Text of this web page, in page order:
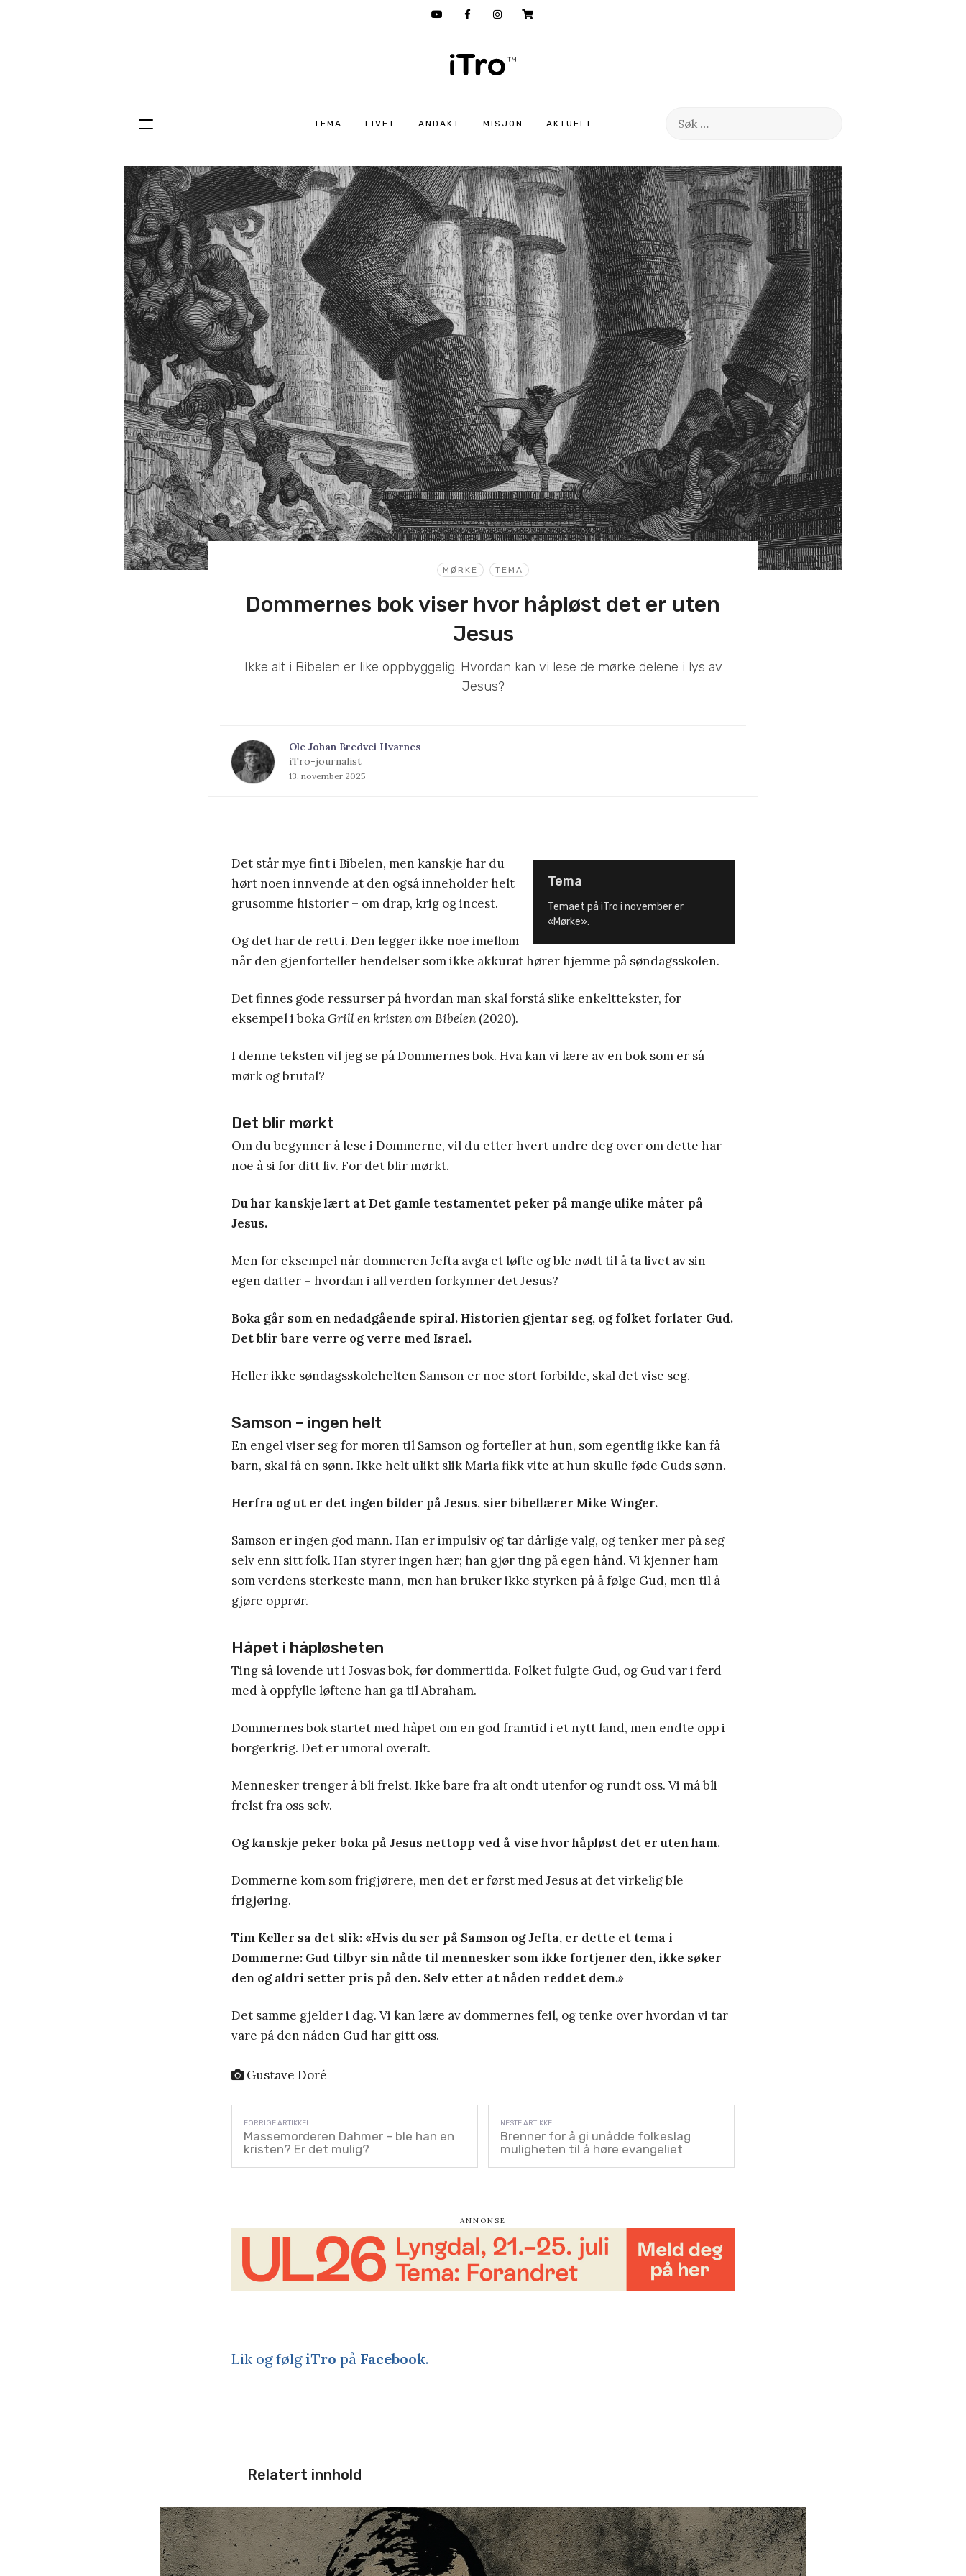
TEMA LIVET ANDAKT MISJON AKTUELT
Søk
Hopp
innhold
MØRKE TEMA
Dommernes bok viser hvor håpløst det er uten
Jesus
Ikke alt i Bibelen er like oppbyggelig. Hvordan kan vi lese de mørke delene i lys av
Jesus?
Ole Johan Bredvei Hvarnes
iTro-journalist
13. november 2025
Tema
Temaet på iTro i november er
«Mørke».
Det står mye fint i Bibelen, men kanskje har du
hørt noen innvende at den også inneholder helt
grusomme historier – om drap, krig og incest.
Og det har de rett i. Den legger ikke noe imellom
når den gjenforteller hendelser som ikke akkurat hører hjemme på søndagsskolen.
Det finnes gode ressurser på hvordan man skal forstå slike enkelttekster, for
eksempel i bokaGrill en kristen om Bibelen (2020).
I denne teksten vil jeg se på Dommernes bok. Hva kan vi lære av en bok som er så
mørk og brutal?
Det blir mørkt
Om du begynner å lese i Dommerne, vil du etter hvert undre deg over om dette har
noe å si for ditt liv. For det blir mørkt.
Du har kanskje lært at Det gamle testamentet peker på mange ulike måter på
Jesus.
Men for eksempel når dommeren Jefta avga et løfte og ble nødt til å ta livet av sin
egen datter – hvordan i all verden forkynner det Jesus?
Boka går som en nedadgående spiral. Historien gjentar seg, og folket forlater Gud.
Det blir bare verre og verre med Israel.
Heller ikke søndagsskolehelten Samson er noe stort forbilde, skal det vise seg.
Samson – ingen helt
En engel viser seg for moren til Samson og forteller at hun, som egentlig ikke kan få
barn, skal få en sønn. Ikke helt ulikt slik Maria fikk vite at hun skulle føde Guds sønn.
Herfra og ut er det ingen bilder på Jesus, sier bibellærer Mike Winger.
Samson er ingen god mann. Han er impulsiv og tar dårlige valg, og tenker mer på seg
selv enn sitt folk. Han styrer ingen hær; han gjør ting på egen hånd. Vi kjenner ham
som verdens sterkeste mann, men han bruker ikke styrken på å følge Gud, men til å
gjøre opprør.
Håpet i håpløsheten
Ting så lovende ut i Josvas bok, før dommertida. Folket fulgte Gud, og Gud var i ferd
med å oppfylle løftene han ga til Abraham.
Dommernes bok startet med håpet om en god framtid i et nytt land, men endte opp i
borgerkrig. Det er umoral overalt.
Mennesker trenger å bli frelst. Ikke bare fra alt ondt utenfor og rundt oss. Vi må bli
frelst fra oss selv.
Og kanskje peker boka på Jesus nettopp ved å vise hvor håpløst det er uten ham.
Dommerne kom som frigjørere, men det er først med Jesus at det virkelig ble
frigjøring.
Tim Keller sa det slik: «Hvis du ser på Samson og Jefta, er dette et tema i
Dommerne: Gud tilbyr sin nåde til mennesker som ikke fortjener den, ikke søker
den og aldri setter pris på den. Selv etter at nåden reddet dem.»
Det samme gjelder i dag. Vi kan lære av dommernes feil, og tenke over hvordan vi tar
vare på den nåden Gud har gitt oss.
Gustave Doré
Massemorderen Dahmer – ble han en
kristen? Er det mulig?
Brenner for å gi unådde folkeslag
muligheten til å høre evangeliet
Lik og følgiTro på Facebook.
Relatert innhold